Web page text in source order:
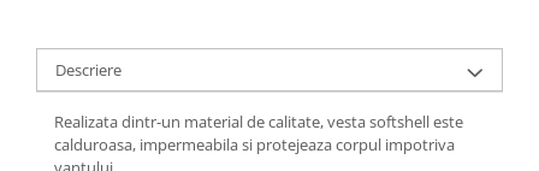
Descriere
Realizata dintr-un material de calitate, vesta softshell este
calduroasa, impermeabila si protejeaza corpul impotriva